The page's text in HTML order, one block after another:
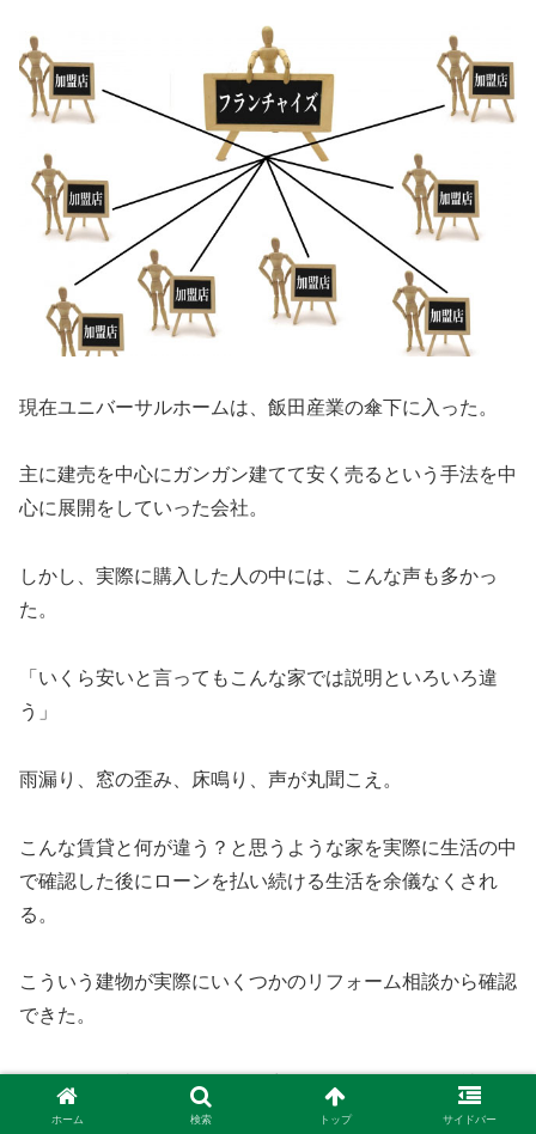
現在ユニバーサルホームは、飯田産業の傘下に入った。
主に建売を中心にガンガン建てて安く売るという手法を中
心に展開をしていった会社。
しかし、実際に購入した人の中には、こんな声も多かっ
た。
「いくら安いと言ってもこんな家では説明といろいろ違
う」
雨漏り、窓の歪み、床鳴り、声が丸聞こえ。
こんな賃貸と何が違う？と思うような家を実際に生活の中
で確認した後にローンを払い続ける生活を余儀なくされ
る。
こういう建物が実際にいくつかのリフォーム相談から確認
できた。
こういう会社がローコスト住宅の展開をしている会社を買
収する。
ホーム 検索 トップ サイドバー